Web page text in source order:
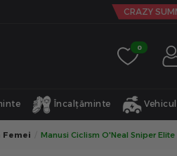
CRAZY
0
Încalțăminte
Femei Manusi Ciclism O'Neal Sniper Elite